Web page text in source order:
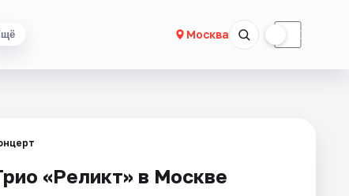
Москва ☾
«Реликт» в Москве